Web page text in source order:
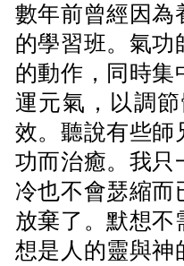
數年前曾經因為
的學習班。氣功
的動作，同時集
運元氣，以調
效。聽說有些師
功而治癒。我只
冷也不會瑟縮而
放棄了。默想不
想是人的靈與神